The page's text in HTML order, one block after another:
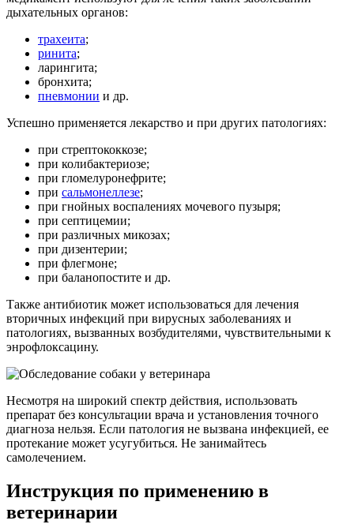
дыхательных органов:
трахеита;
ринита;
ларингита;
бронхита;
пневмонии и др.
Успешно применяется лекарство и при других патологиях:
при стрептококкозе;
при колибактериозе;
при гломелуронефрите;
при сальмонеллезе;
при гнойных воспалениях мочевого пузыря;
при септицемии;
при различных микозах;
при дизентерии;
при флегмоне;
при баланопостите и др.
Также антибиотик может использоваться для лечения
вторичных инфекций при вирусных заболеваниях и
патологиях, вызванных возбудителями, чувствительными к
энрофлоксацину.
Несмотря на широкий спектр действия, использовать
препарат без консультации врача и установления точного
диагноза нельзя. Если патология не вызвана инфекцией, ее
протекание может усугубиться. Не занимайтесь
самолечением.
Инструкция по применению в
ветеринарии